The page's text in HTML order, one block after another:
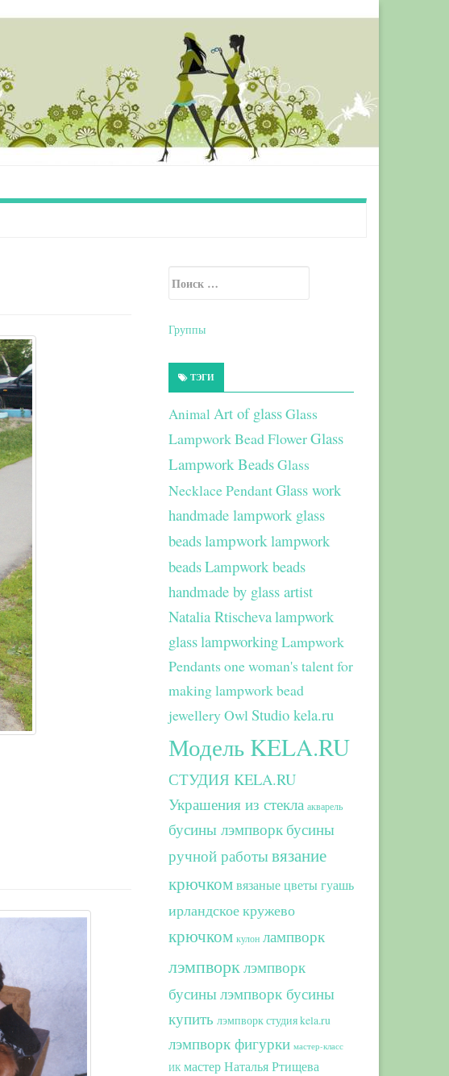
Secondary Sidebar
Группы
ТЭГИ
Animal Art of glassGlass
Lampwork Bead FlowerGlass
Lampwork BeadsGlass
Necklace PendantGlass work
handmade lampwork glass
beadslampworklampwork
beadsLampwork beads
handmade by glass artist
Natalia Rtischevalampwork
glasslampworkingLampwork
Pendants one woman's talent for
making lampwork bead
jewelleryOwlStudio kela.ru
Модель KELA.RU
СТУДИЯ KELA.RU
Украшения из стекла акварель
бусины лэмпворк бусины
ручной работывязание
крючком вязаные цветы гуашь
ирландское кружево
крючком кулон лампворк
лэмпворклэмпворк
бусинылэмпворк бусины
купить лэмпворк студия kela.ru
лэмпворк фигурки мастер-класс
ИК мастер Наталья Ртищева